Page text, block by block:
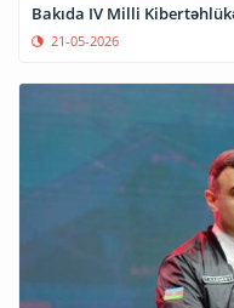
Bakıda IV Milli
21-05-2026